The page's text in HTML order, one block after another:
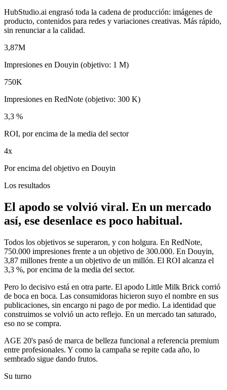
HubStudio.ai engrasó toda la cadena de producción: imágenes de
producto, contenidos para redes y variaciones creativas. Más rápido,
sin renunciar a la calidad.
3,87M
Impresiones en Douyin (objetivo: 1 M)
750K
Impresiones en RedNote (objetivo: 300 K)
3,3 %
ROI, por encima de la media del sector
4x
Por encima del objetivo en Douyin
Los resultados
El apodo se volvió viral. En un mercado
así, ese desenlace es poco habitual.
Todos los objetivos se superaron, y con holgura. En RedNote,
750.000 impresiones frente a un objetivo de 300.000. En Douyin,
3,87 millones frente a un objetivo de un millón. El ROI alcanza el
3,3 %, por encima de la media del sector.
Pero lo decisivo está en otra parte. El apodo Little Milk Brick corrió
de boca en boca. Las consumidoras hicieron suyo el nombre en sus
publicaciones, sin encargo ni pago de por medio. La identidad que
construimos se volvió un acto reflejo. En un mercado tan saturado,
eso no se compra.
AGE 20's pasó de marca de belleza funcional a referencia premium
entre profesionales. Y como la campaña se repite cada año, lo
sembrado sigue dando frutos.
Su turno